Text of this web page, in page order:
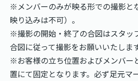
※メンバーのみが映る形での撮影と
映り込みは不可）。
※撮影の開始・終了の合図はスタッ
合図に従って撮影をお願いいたします
※お客様の立ち位置およびメンバー
置にて固定となります。必ず足元マ